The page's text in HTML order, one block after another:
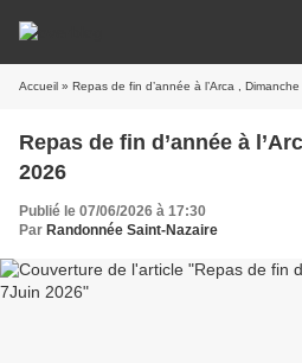
Accueil » Repas de fin d’année à l’Arca ,
Repas de fin d’année à
2026
Publié le 07/06/2026 à 17:30
Par Randonnée Saint-Nazaire